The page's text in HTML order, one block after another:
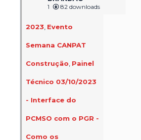
1 82 downloads
2023 Evento
Semana CANPAT
Construção Painel
Técnico 03/10/2023
- Interface do
PCMSO com o PGR -
Como os